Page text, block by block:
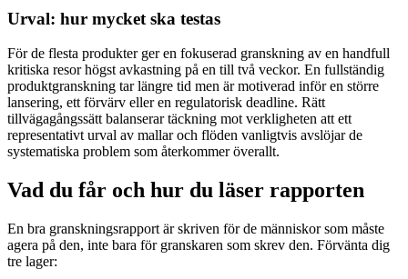
Urval: hur mycket ska testas
För de flesta produkter ger en fokuserad granskning av en handfull
kritiska resor högst avkastning på en till två veckor. En fullständig
produktgranskning tar längre tid men är motiverad inför en större
lansering, ett förvärv eller en regulatorisk deadline. Rätt
tillvägagångssätt balanserar täckning mot verkligheten att ett
representativt urval av mallar och flöden vanligtvis avslöjar de
systematiska problem som återkommer överallt.
Vad du får och hur du läser rapporten
En bra granskningsrapport är skriven för de människor som måste
agera på den, inte bara för granskaren som skrev den. Förvänta dig
tre lager: